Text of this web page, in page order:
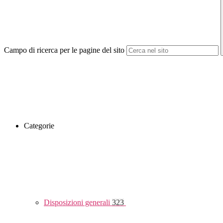
Campo di ricerca per le pagine del sito
Categorie
Disposizioni generali 323